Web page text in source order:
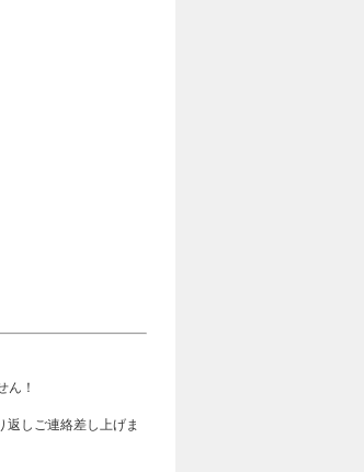
ん！
返しご連絡差し上げま